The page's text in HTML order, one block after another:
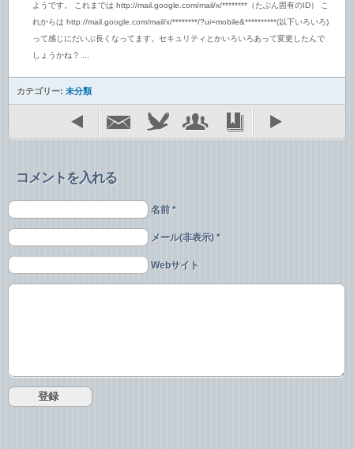
ようです。 これまでは http://mail.google.com/mail/x/********（たぶん固有のID） こ
れからは http://mail.google.com/mail/x/********/?ui=mobile&**********(以下いろいろ)
って感じにだいぶ長くなってます。セキュリティとかいろいろあって変更したんで
しょうかね？ ...
カテゴリー: 未分類
コメントを入れる
名前 *
メール(非表示) *
Webサイト